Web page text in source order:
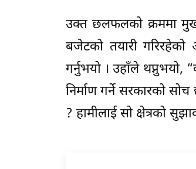
उक्त छलफलको क्रममा
बजेटको तयारी गरिरहेको
गर्नुभयो । उहाँले थप्नुभयो,
निर्माण गर्ने सरकारको
? हामीलाई सो क्षेत्रको